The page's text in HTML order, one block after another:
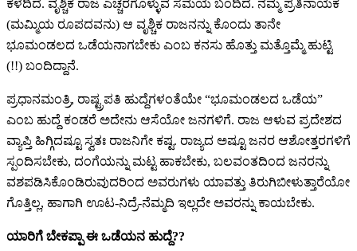
ಕಳೆದಿದೆ. ವೃಶ್ಚಿಕ ರಾಜ ಎಚ್ಚರಗೊಳ್ಳುವ ಸಮಯ ಬಂದಿದೆ. ನಮ್ಮ ಪ್ರತಿನಾಯಕ
(ಮಮ್ಮಿಯ ರೂಪದವನು) ಆ ವೃಶ್ಚಿಕ ರಾಜನನ್ನು ಕೊಂದು ತಾನೇ
ಭೂಮಂಡಲದ ಒಡೆಯನಾಗಬೇಕು ಎಂಬ ಕನಸು ಹೊತ್ತು ಮತ್ತೊಮ್ಮೆ ಹುಟ್ಟಿ
(!!) ಬಂದಿದ್ದಾನೆ.
ಪ್ರಧಾನಮಂತ್ರಿ, ರಾಷ್ಟ್ರಪತಿ ಹುದ್ದೆಗಳಂತೆಯೇ “ಭೂಮಂಡಲದ ಒಡೆಯ”
ಎಂಬ ಹುದ್ದೆ ಕಂಡರೆ ಅದೇನು ಆಸೆಯೋ ಜನಗಳಿಗೆ. ರಾಜ ಆಳುವ ಪ್ರದೇಶದ
ವ್ಯಾಪ್ತಿ ಹಿಗ್ಗಿದಷ್ಟೂ ಸ್ವತಃ ರಾಜನಿಗೇ ಕಷ್ಟ. ರಾಜ್ಯದ ಅಷ್ಟೂ ಜನರ ಆಶೋತ್ತರಗಳಿಗೆ
ಸ್ಪಂದಿಸಬೇಕು, ದಂಗೆಯನ್ನು ಮಟ್ಟ ಹಾಕಬೇಕು, ಬಲವಂತದಿಂದ ಜನರನ್ನು
ವಶಪಡಿಸಿಕೊಂಡಿರುವುದರಿಂದ ಅವರುಗಳು ಯಾವತ್ತು ತಿರುಗಿಬೀಳುತ್ತಾರೆಯೋ
ಗೊತ್ತಿಲ್ಲ, ಹಾಗಾಗಿ ಊಟ-ನಿದ್ರೆ-ನೆಮ್ಮದಿ ಇಲ್ಲದೇ ಅವರನ್ನು ಕಾಯಬೇಕು.
ಯಾರಿಗೆ ಬೇಕಪ್ಪಾ ಈ ಒಡೆಯನ ಹುದ್ದೆ??